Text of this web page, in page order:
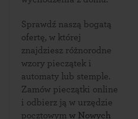
Sprawdź naszą bogatą
ofertę, w której
znajdziesz różnorodne
wzory pieczątek i
automaty lub stemple.
Zamów pieczątki online
i odbierz ją w urzędzie
pocztowym w Nowych